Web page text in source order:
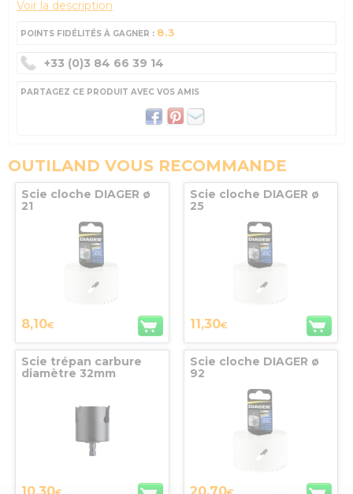
Voir la description
POINTS FIDÉLITÉS À GAGNER : 8.3
+33 (0)3 84 66 39 14
PARTAGEZ CE PRODUIT AVEC VOS AMIS
OUTILAND VOUS RECOMMANDE
Scie cloche DIAGER ø
21
8,10€
Scie cloche DIAGER ø
25
11,30€
Scie trépan carbure
diamètre 32mm
Scie cloche DIAGER ø
92